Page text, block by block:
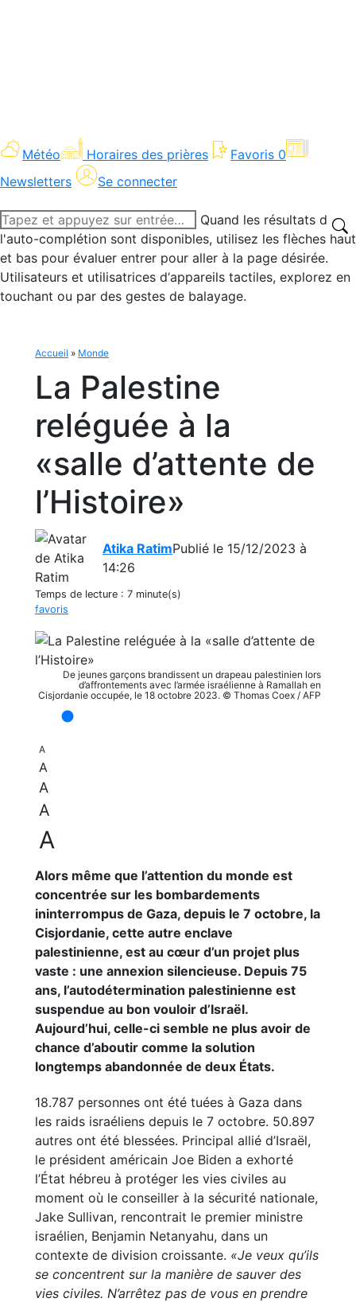
Météo Horaires des prières Favoris 0
Newsletters
Se connecter
Recherche
:
Quand les résultats de
l'auto-complétion sont disponibles, utilisez les flèches haut
et bas pour évaluer entrer pour aller à la page désirée.
Utilisateurs et utilisatrices d‘appareils tactiles, explorez en
touchant ou par des gestes de balayage.
Accueil » Monde
La Palestine
reléguée à la
«salle d’attente de
l’Histoire»
Atika RatimPublié le 15/12/2023 à
14:26
Temps de lecture : 7 minute(s)
favoris
De jeunes garçons brandissent un drapeau palestinien lors
d’affrontements avec l’armée israélienne à Ramallah en
Cisjordanie occupée, le 18 octobre 2023. © Thomas Coex / AFP
A
A
A
A
A
Alors même que l’attention du monde est
concentrée sur les bombardements
ininterrompus de Gaza, depuis le 7 octobre, la
Cisjordanie, cette autre enclave
palestinienne, est au cœur d’un projet plus
vaste : une annexion silencieuse. Depuis 75
ans, l’autodétermination palestinienne est
suspendue au bon vouloir d’Israël.
Aujourd’hui, celle-ci semble ne plus avoir de
chance d’aboutir comme la solution
longtemps abandonnée de deux États.
18.787 personnes ont été tuées à Gaza dans
les raids israéliens depuis le 7 octobre. 50.897
autres ont été blessées. Principal allié d’Israël,
le président américain Joe Biden a exhorté
l’État hébreu à protéger les vies civiles au
moment où le conseiller à la sécurité nationale,
Jake Sullivan, rencontrait le premier ministre
israélien, Benjamin Netanyahu, dans un
contexte de division croissante. «Je veux qu’ils
se concentrent sur la manière de sauver des
vies civiles. N’arrêtez pas de vous en prendre